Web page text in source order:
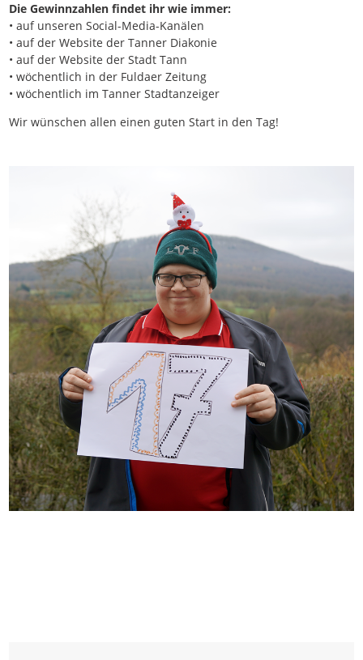
Die Gewinnzahlen findet ihr wie immer:
• auf unseren Social-Media-Kanälen
• auf der Website der Tanner Diakonie
• auf der Website der Stadt Tann
• wöchentlich in der Fuldaer Zeitung
• wöchentlich im Tanner Stadtanzeiger
Wir wünschen allen einen guten Start in den Tag!